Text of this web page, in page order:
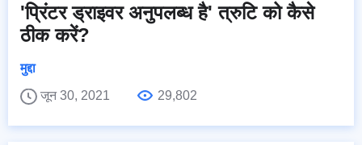
'प्रिंटर ड्राइवर अनुपलब्ध है' त्रुटि को कैसे
ठीक करें?
मुद्दा
जून 30, 2021
29,802